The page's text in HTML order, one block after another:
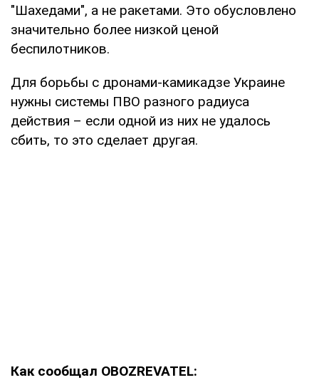
"Шахедами", а не ракетами. Это обусловлено
значительно более низкой ценой
беспилотников.
Для борьбы с дронами-камикадзе Украине
нужны системы ПВО разного радиуса
действия – если одной из них не удалось
сбить, то это сделает другая.
Как сообщал OBOZREVATEL: